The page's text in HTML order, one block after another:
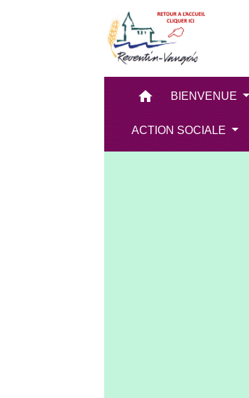
home BIENVENUE
ACTION SOCIALE